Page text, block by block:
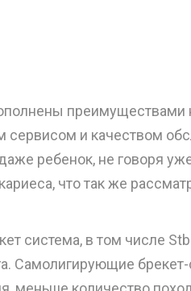
и качеством
ребенок, не говоря
что так же
система, в том числе
Самолигирующие